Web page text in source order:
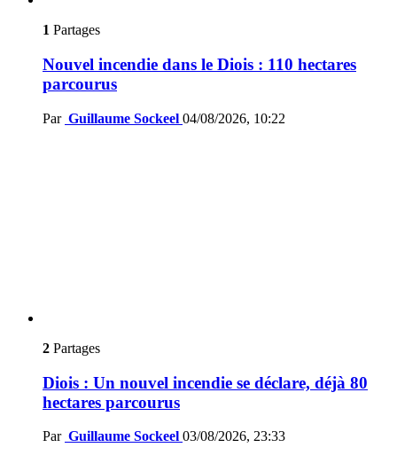
1 Partages
Nouvel incendie dans le Diois : 110 hectares
parcourus
Par Guillaume Sockeel 04/08/2026, 10:22
2 Partages
Diois : Un nouvel incendie se déclare, déjà 80
hectares parcourus
Par Guillaume Sockeel 03/08/2026, 23:33